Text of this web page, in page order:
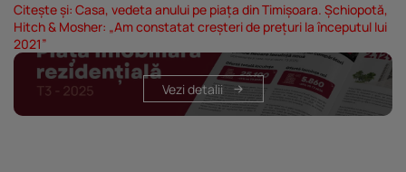
Citește și: Casa, vedeta anului pe piața din Timișoara. Șchiopotă,
Hitch & Mosher: „Am constatat creșteri de prețuri la începutul lui
2021”
Vezi detalii